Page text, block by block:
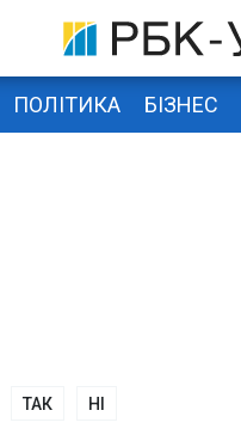
ПОЛІТИКА БІЗНЕС
ТАК НІ